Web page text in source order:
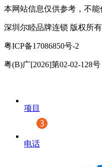
本网站信息仅供参考，不
深圳尔睦品牌连锁 版权所有
粤ICP备17086850号-2
粤(B)广[2026]第02-02-128号
项目
电话